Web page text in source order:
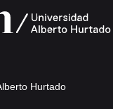
Hurtado